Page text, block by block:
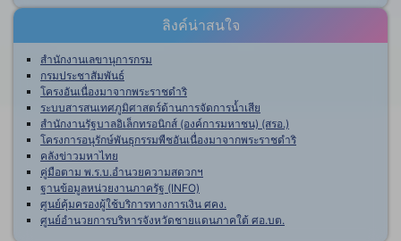
ลิงค์น่าสนใจ
สำนักงานเลขานุการกรม
กรมประชาสัมพันธ์
โครงอันเนื่องมาจากพระราชดำริ
ระบบสารสนเทศภูมิศาสตร์ด้านการจัดการน้ำเสีย
สำนักงานรัฐบาลอิเล็กทรอนิกส์ (องค์การมหาชน) (สรอ.)
โครงการอนุรักษ์พันธุกรรมพืชอันเนื่องมาจากพระราชดำริ
คลังข่าวมหาไทย
คู่มือตาม พ.ร.บ.อำนวยความสดวกฯ
ฐานข้อมูลหน่วยงานภาครัฐ (INFO)
ศูนย์คุ้มครองผู้ใช้บริการทางการเงิน ศคง.
ศูนย์อำนวยการบริหารจังหวัดชายแดนภาคใต้ ศอ.บต.